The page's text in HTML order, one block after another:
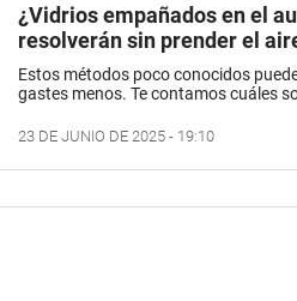
¿Vidrios empañados en el
resolverán sin prender el
Estos métodos poco conocidos
gastes menos. Te contamos cuáles
23 DE JUNIO DE 2025 - 19:10